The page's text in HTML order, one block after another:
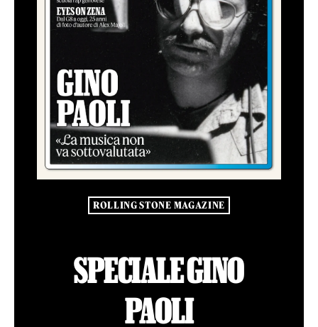
ROLLING STONE MAGAZINE
SPECIALE GINO
PAOLI